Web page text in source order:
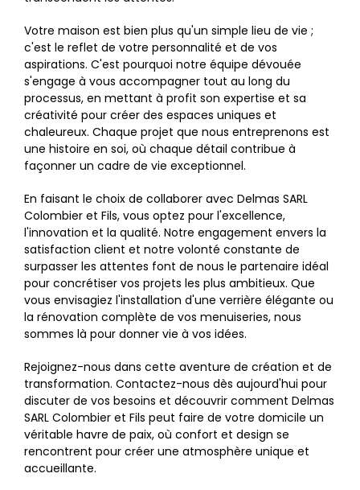
Votre maison est bien plus qu'un simple lieu de vie ;
c'est le reflet de votre personnalité et de vos
aspirations. C'est pourquoi notre équipe dévouée
s'engage à vous accompagner tout au long du
processus, en mettant à profit son expertise et sa
créativité pour créer des espaces uniques et
chaleureux. Chaque projet que nous entreprenons est
une histoire en soi, où chaque détail contribue à
façonner un cadre de vie exceptionnel.
En faisant le choix de collaborer avec Delmas SARL
Colombier et Fils, vous optez pour l'excellence,
l'innovation et la qualité. Notre engagement envers la
satisfaction client et notre volonté constante de
surpasser les attentes font de nous le partenaire idéal
pour concrétiser vos projets les plus ambitieux. Que
vous envisagiez l'installation d'une verrière élégante ou
la rénovation complète de vos menuiseries, nous
sommes là pour donner vie à vos idées.
Rejoignez-nous dans cette aventure de création et de
transformation. Contactez-nous dès aujourd'hui pour
discuter de vos besoins et découvrir comment Delmas
SARL Colombier et Fils peut faire de votre domicile un
véritable havre de paix, où confort et design se
rencontrent pour créer une atmosphère unique et
accueillante.